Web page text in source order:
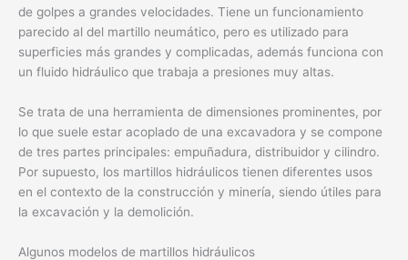
de golpes a grandes velocidades. Tiene un funcionamiento
parecido al del martillo neumático, pero es utilizado para
superficies más grandes y complicadas, además funciona con
un fluido hidráulico que trabaja a presiones muy altas.
Se trata de una herramienta de dimensiones prominentes, por
lo que suele estar acoplado de una excavadora y se compone
de tres partes principales: empuñadura, distribuidor y cilindro.
Por supuesto, los martillos hidráulicos tienen diferentes usos
en el contexto de la construcción y minería, siendo útiles para
la excavación y la demolición.
Algunos modelos de martillos hidráulicos